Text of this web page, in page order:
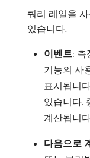
쿼리 레일을
있습니다.
이벤트: 측
기능의 사
표시됩니
있습니다.
계산됩니
다음으로